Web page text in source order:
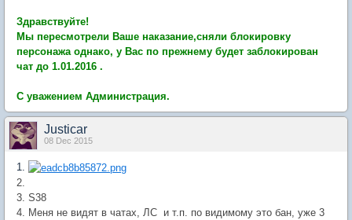
Здравствуйте!
Мы пересмотрели Ваше наказание,сняли блокировку
персонажа однако, у Вас по прежнему будет заблокирован
чат до 1.01.2016 .
С уважением Администрация.
Justicar
08 Dec 2015
1.
2.
3. S38
4. Меня не видят в чатах, ЛС и т.п. по видимому это бан, уже 3